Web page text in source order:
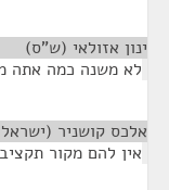
ינון אזולאי (ש"ס)
לא משנה כמה אתה מביא,
אלכס קושניר (ישראל
אין להם מקור